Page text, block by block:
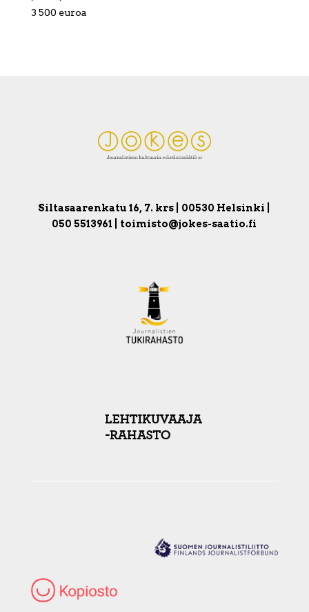
3 500 euroa
Siltasaarenkatu 16, 7. krs | 00530 Helsinki |
050 5513961 | toimisto@jokes-saatio.fi